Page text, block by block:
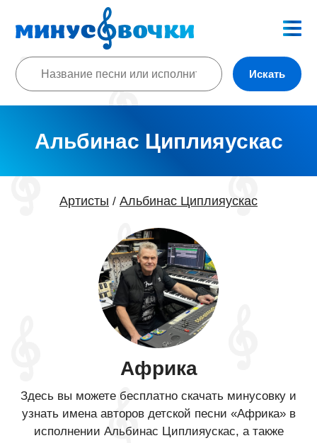
Искать
Альбинас Циплияускас
Артисты / Альбинас Циплияускас
Африка
Здесь вы можете бесплатно скачать минусовку и
узнать имена авторов детской песни «Африка» в
исполнении Альбинас Циплияускас, а также